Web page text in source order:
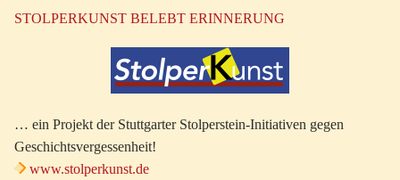
STOLPERKUNST BELEBT ERINNERUNG
… ein Projekt der Stuttgarter Stolperstein-Initiativen gegen
Geschichtsvergessenheit!
www.stolperkunst.de